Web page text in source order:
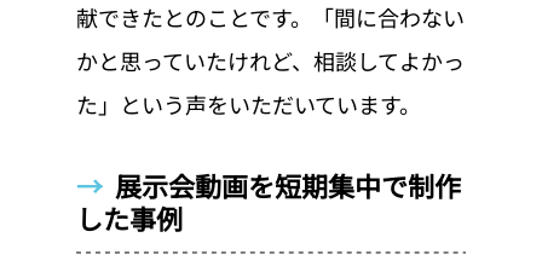
献できたとのことです。「間に合わない
かと思っていたけれど、相談してよかっ
た」という声をいただいています。
→ 展示会動画を短期集中で制作
した事例